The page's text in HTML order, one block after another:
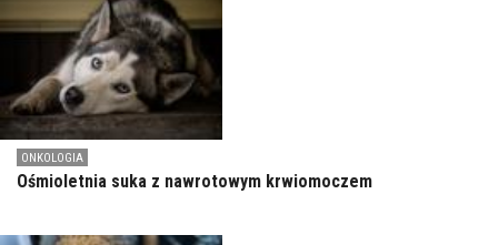
ONKOLOGIA
Ośmioletnia suka z nawrotowym krwiomoczem